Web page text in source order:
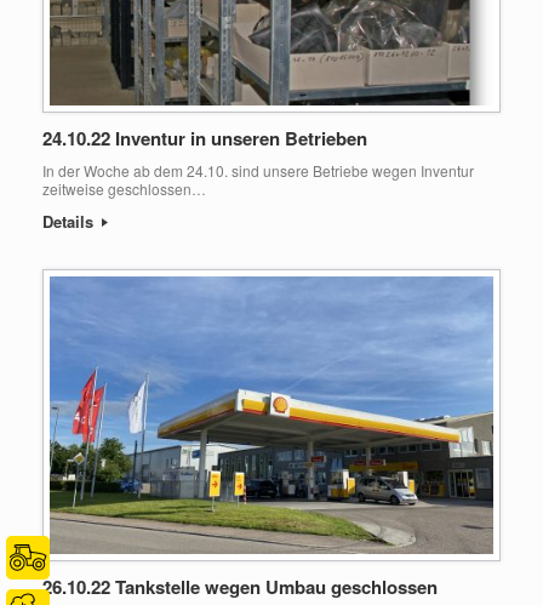
24.10.22 Inventur in unseren Betrieben
In der Woche ab dem 24.10. sind unsere Betriebe wegen Inventur
zeitweise geschlossen…
Details
26.10.22 Tankstelle wegen Umbau geschlossen